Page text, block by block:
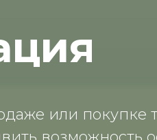
или пoкупке